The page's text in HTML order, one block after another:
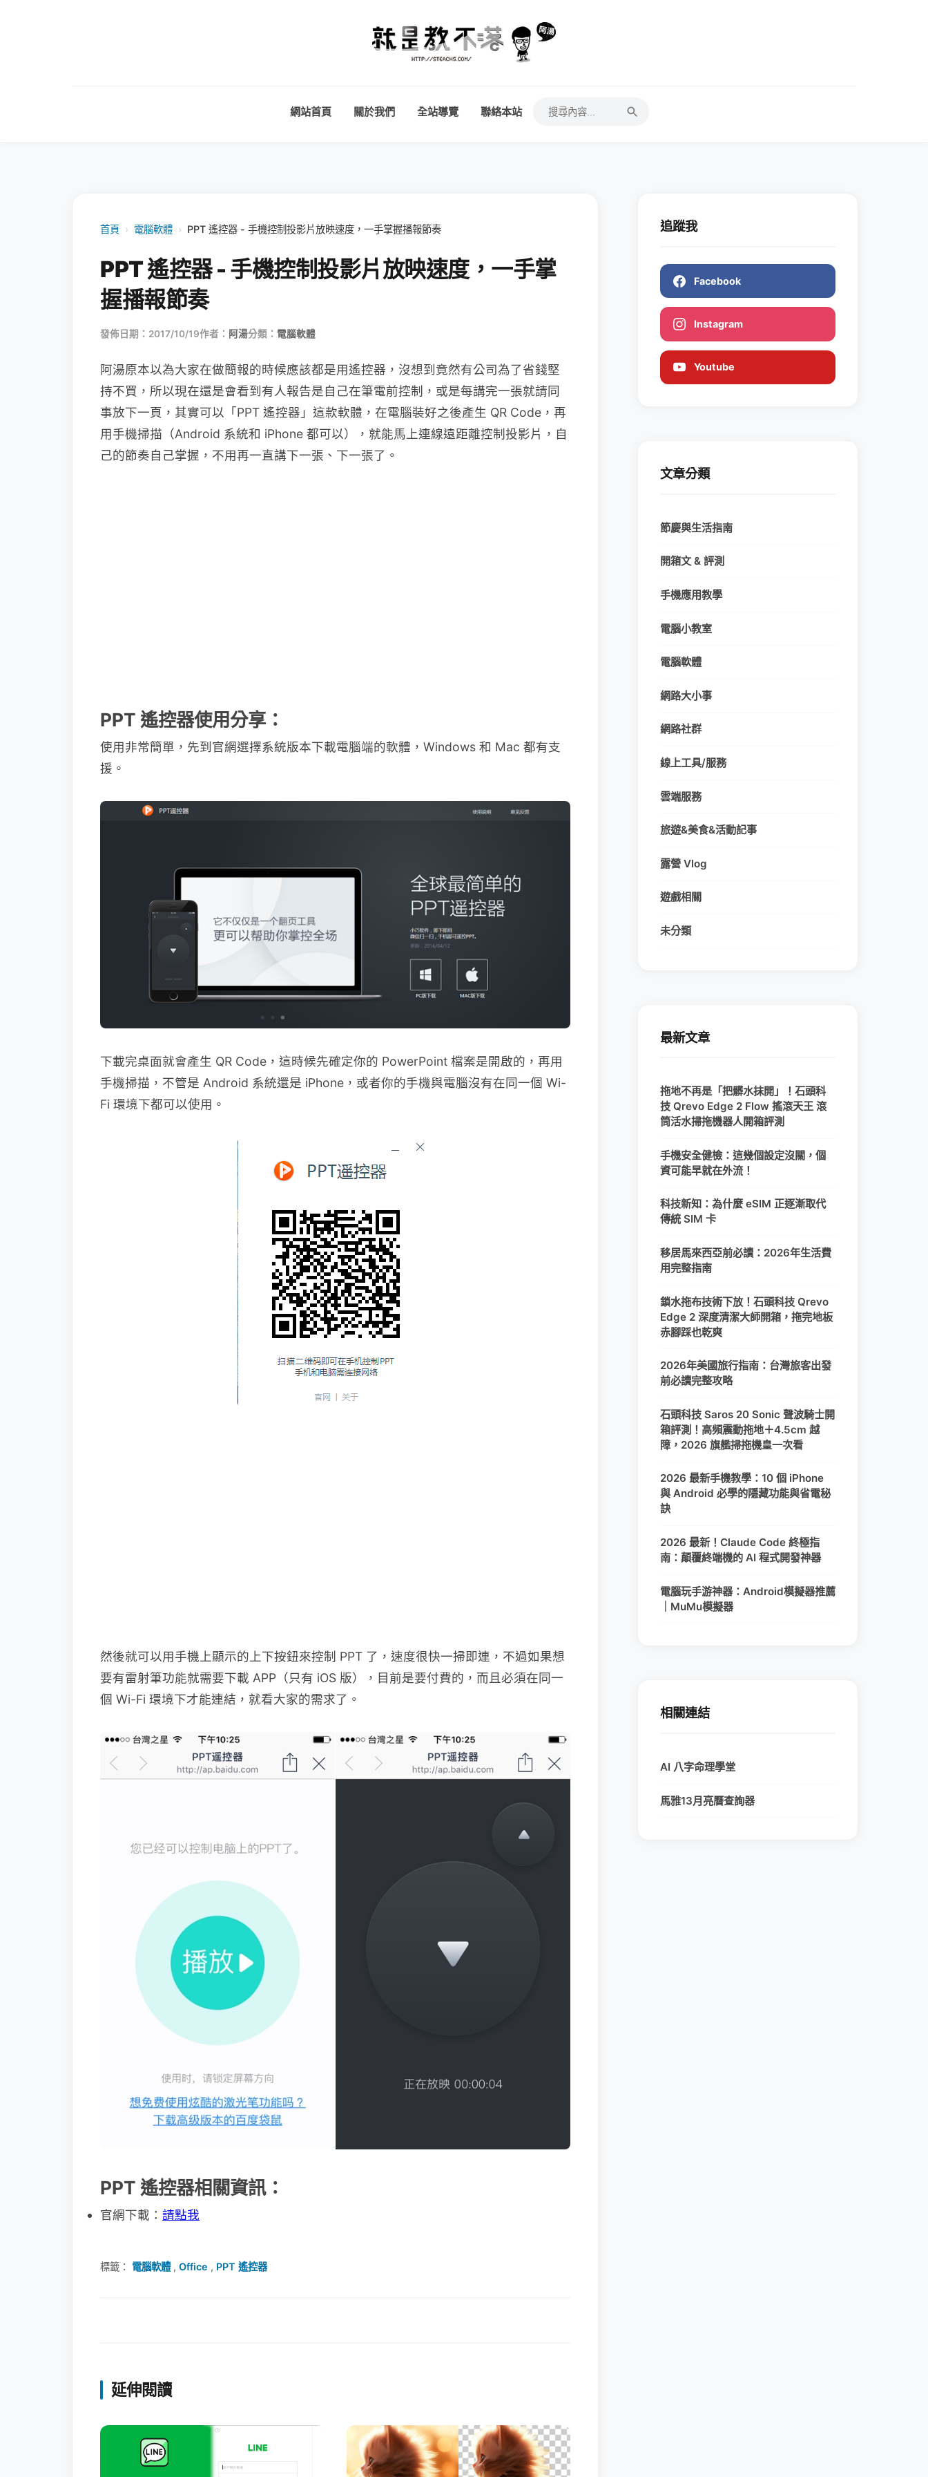
網站首頁 關於我們 全站導覽 聯絡本站
首頁 › 電腦軟體 › PPT 遙控器 - 手機控制投影片放映速度，一手掌握播報節奏
PPT 遙控器 - 手機控制投影片放映速度，一手掌
握播報節奏
發佈日期：2017/10/19作者： 阿湯分類： 電腦軟體
阿湯原本以為大家在做簡報的時候應該都是用遙控器，沒想到竟然有公司為了省錢堅
持不買，所以現在還是會看到有人報告是自己在筆電前控制，或是每講完一張就請同
事放下一頁，其實可以「PPT 遙控器」這款軟體，在電腦裝好之後產生 QR Code，再
用手機掃描（Android 系統和 iPhone 都可以），就能馬上連線遠距離控制投影片，自
己的節奏自己掌握，不用再一直講下一張、下一張了。
PPT 遙控器使用分享：
使用非常簡單，先到官網選擇系統版本下載電腦端的軟體，Windows 和 Mac 都有支
援。
下載完桌面就會產生 QR Code，這時候先確定你的 PowerPoint 檔案是開啟的，再用
手機掃描，不管是 Android 系統還是 iPhone，或者你的手機與電腦沒有在同一個 Wi-
Fi 環境下都可以使用。
然後就可以用手機上顯示的上下按鈕來控制 PPT 了，速度很快一掃即連，不過如果想
要有雷射筆功能就需要下載 APP（只有 iOS 版），目前是要付費的，而且必須在同一
個 Wi-Fi 環境下才能連結，就看大家的需求了。
PPT 遙控器相關資訊：
官網下載： 請點我
標籤： 電腦軟體, Office , PPT 遙控器
延伸閱讀
追蹤我
Facebook
Instagram
Youtube
文章分類
節慶與生活指南
開箱文 & 評測
手機應用教學
電腦小教室
電腦軟體
網路大小事
網路社群
線上工具/服務
雲端服務
旅遊&美食&活動記事
露營 Vlog
遊戲相關
未分類
最新文章
拖地不再是「把髒水抹開」！石頭科
技 Qrevo Edge 2 Flow 搖滾天王 滾
筒活水掃拖機器人開箱評測
手機安全健檢：這幾個設定沒關，個
資可能早就在外流！
科技新知：為什麼 eSIM 正逐漸取代
傳統 SIM 卡
移居馬來西亞前必讀：2026年生活費
用完整指南
鎖水拖布技術下放！石頭科技 Qrevo
Edge 2 深度清潔大師開箱，拖完地板
赤腳踩也乾爽
2026年美國旅行指南：台灣旅客出發
前必讀完整攻略
石頭科技 Saros 20 Sonic 聲波騎士開
箱評測！高頻震動拖地＋4.5cm 越
障，2026 旗艦掃拖機皇一次看
2026 最新手機教學：10 個 iPhone
與 Android 必學的隱藏功能與省電秘
訣
2026 最新！Claude Code 終極指
南：顛覆終端機的 AI 程式開發神器
電腦玩手游神器：Android模擬器推薦
｜MuMu模擬器
相關連結
AI 八字命理學堂
馬雅13月亮曆查詢器